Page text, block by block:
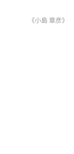
《小島 章彦》